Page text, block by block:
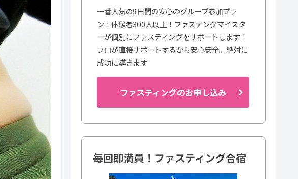
一番人気の9日間の安心のグループ参加プラ
ン！体験者300人以上！ファステングマイスタ
ーが個別にファスティングをサポートします！
プロが直接サポートするから安心安全。絶対に
成功に導きます
ファスティングのお申し込み
毎回即満員！ファスティング合宿